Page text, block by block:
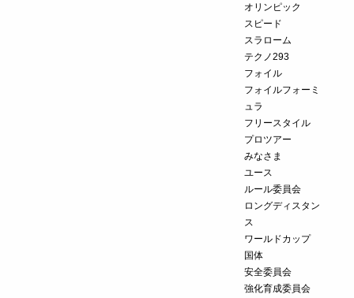
オリンピック
スピード
スラローム
テクノ293
フォイル
フォイルフォーミ
ュラ
フリースタイル
プロツアー
みなさま
ユース
ルール委員会
ロングディスタン
ス
ワールドカップ
国体
安全委員会
強化育成委員会